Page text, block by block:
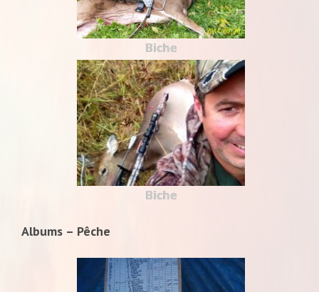
Biche
Biche
Albums – Pêche